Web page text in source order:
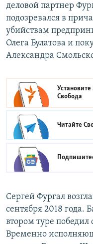
деловой партнер
подозревался в
убийствам
Олега Булатова и
Александра
Свобода
Читайте
Сергей Фургал
сентября 2018 года.
втором туре победил
Временно